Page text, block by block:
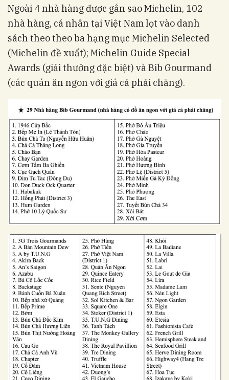
Ngoài 4 nhà hàng được gắn sao Michelin, 102
nhà hàng, cá nhân tại Việt Nam lọt vào danh
sách theo theo ba hạng mục Michelin Selected
(Michelin đề xuất); Michelin Guide Special
Awards (giải thưởng đặc biệt) và Bib Gourmand
(các quán ăn ngon với giá cả phải chăng).